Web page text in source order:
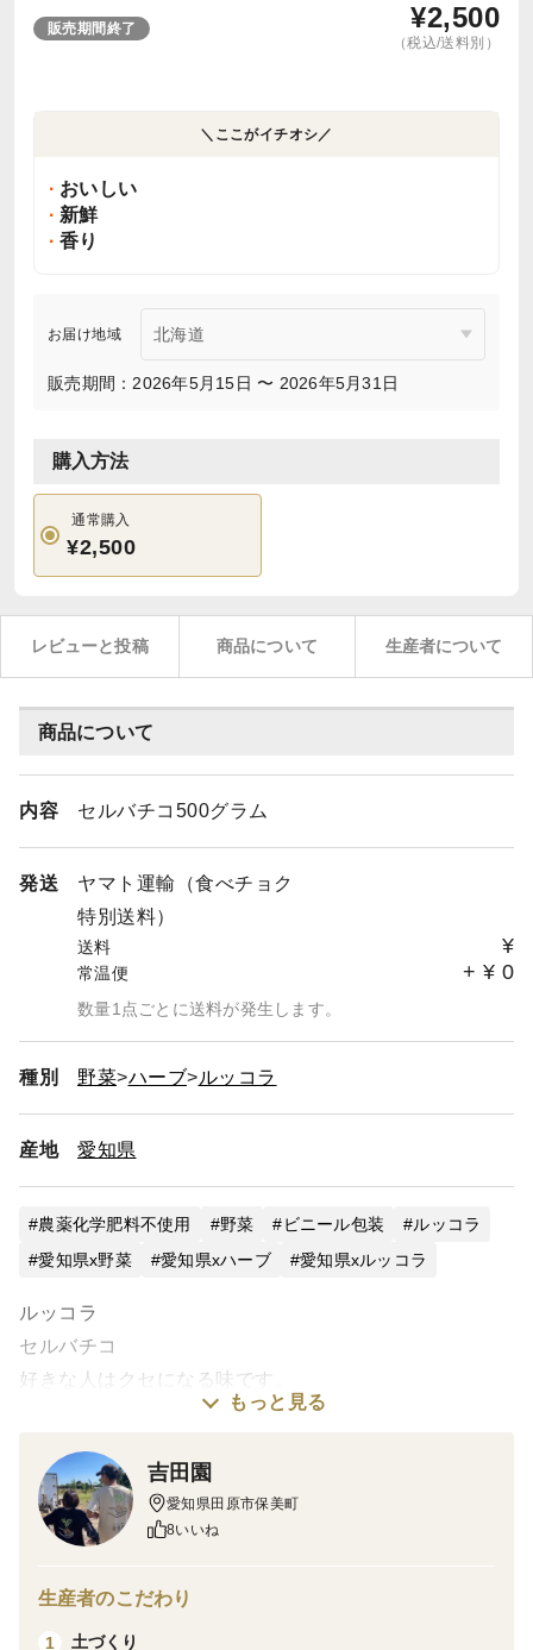
販売期間終了 ¥2,500
（税込/送料別）
＼ここがイチオシ／
おいしい
新鮮
香り
お届け地域
販売期間：2026年5月15日 〜 2026年5月31日
購入方法
通常購入
¥2,500
レビューと投稿 商品について 生産者について
商品について
内容 セルバチコ500グラム
発送
ヤマト運輸（食べチョク
特別送料）
送料 ¥
常温便 + ¥ 0
数量1点ごとに送料が発生します。
種別 野菜 ハーブ ルッコラ
産地 愛知県
農薬化学肥料不使用 野菜 ビニール包装
ルッコラ
愛知県x野菜
愛知県xハーブ 愛知県xルッコラ
ルッコラ
セルバチコ
好きな人はクセになる味です。
葉っぱのみ食べれます。
ピザ
サラダにとても合います。
もっと見る
吉田園
愛知県田原市保美町
8いいね
生産者のこだわり
1 土づくり